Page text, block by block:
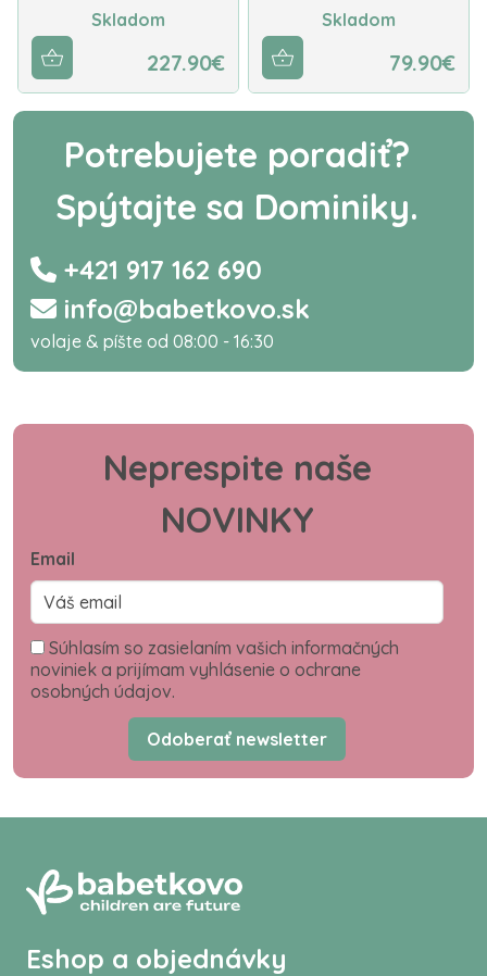
Skladom
227.90€
Skladom
79.90€
Potrebujete poradiť?
Spýtajte sa Dominiky.
+421 917 162 690
info@babetkovo.sk
volaje & píšte od 08:00 - 16:30
Neprespite naše
NOVINKY
Email
Súhlasím so zasielaním vašich informačných
noviniek a prijímam vyhlásenie o ochrane
osobných údajov.
Odoberať newsletter
Eshop a objednávky